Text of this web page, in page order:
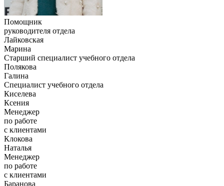
Помощник
руководителя отдела
Лайковская
Марина
Старший специалист учебного отдела
Полякова
Галина
Специалист учебного отдела
Киселева
Ксения
Менеджер
по работе
с клиентами
Клокова
Наталья
Менеджер
по работе
с клиентами
Баранова